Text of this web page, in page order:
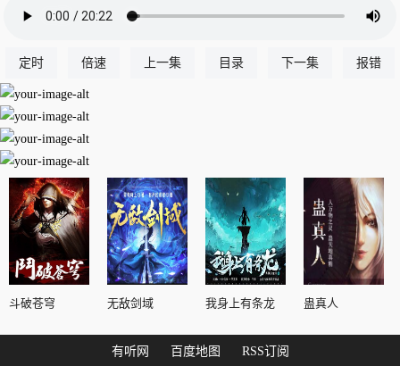
定时 倍速 上一集 目录 下一集 报错
斗破苍穹 无敌剑域 我身上有条龙 蛊真人
有听网 百度地图
RSS订阅